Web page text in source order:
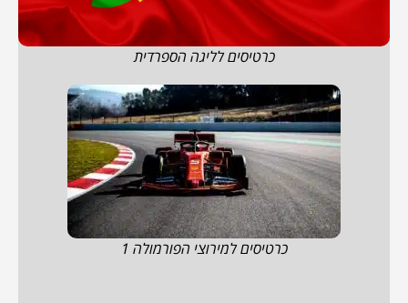
כרטיסים לליגה הספרדית
כרטיסים למירוצי הפורמולה 1